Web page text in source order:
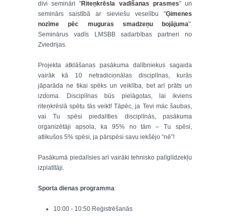
divi semināri "Riteņkrēsla vadīšanas prasmes" un
seminārs saistībā ar sieviešu veselību "Ģimenes
nozīme pēc muguras smadzeņu bojājuma".
Seminārus vadīs LMSBB sadarbības partneri no
Zviedrijas.
Projekta atklāšanas pasākuma dalībniekus sagaida
vairāk kā 10 netradicionālas disciplīnas, kurās
jāparāda ne tikai spēks un veiklība, bet arī prāts un
izdoma. Disciplīnas būs pielāgotas, lai ikviens
riteņkrēslā spētu tās veikt! Tāpēc, ja Tevi māc šaubas,
vai Tu spēsi piedalīties disciplīnās, pasākuma
organizētāji apsola, ka 95% no tām – Tu spēsi,
atlikušos 5% spēsi, ja pārspēsi savu iekšējo “nē”!
Pasākumā piedalīsies arī vairāki tehnisko palīglīdzekļu
izplatītāji.
Sporta dienas programma:
10:00 - 10:50 Reģistrēšanās